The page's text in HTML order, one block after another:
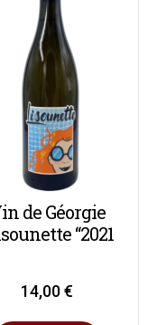
de Géorgie
“2021
14,00€